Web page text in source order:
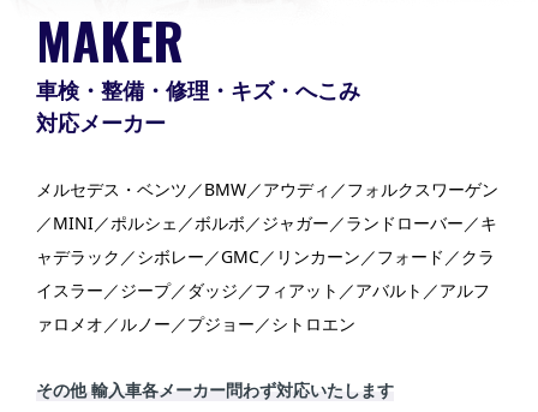
MAKER
車検・整備・修理・キズ・へこみ
対応メーカー
メルセデス・ベンツ／BMW／アウディ／フォルクスワーゲン
／MINI／ポルシェ／ボルボ／ジャガー／ランドローバー／キ
ャデラック／シボレー／GMC／リンカーン／フォード／クラ
イスラー／ジープ／ダッジ／フィアット／アバルト／アルフ
ァロメオ／ルノー／プジョー／シトロエン
その他 輸入車各メーカー問わず対応いたします